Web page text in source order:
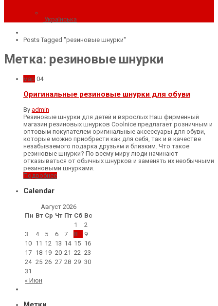
Українська
Posts Tagged "резиновые шнурки"
Метка: резиновые шнурки
мар 04
Оригинальные резиновые шнурки для обуви
By admin
Резиновые шнурки для детей и взрослых Наш фирменный
магазин резиновых шнурков Coolnice предлагает розничным и
оптовым покупателем оригинальные аксессуары для обуви,
которые можно приобрести как для себя, так и в качестве
незабываемого подарка друзьям и близким. Что такое
резиновые шнурки? По всему миру люди начинают
отказываться от обычных шнурков и заменять их необычными
резиновыми шнурками.
Подробнее
Calendar
Август 2026
Пн Вт Ср Чт Пт Сб Вс
« Июн
1
2
3
4 5 6 7 8
9
10 11 12 13 14 15 16
17 18 19 20 21 22 23
24 25 26 27 28 29 30
31